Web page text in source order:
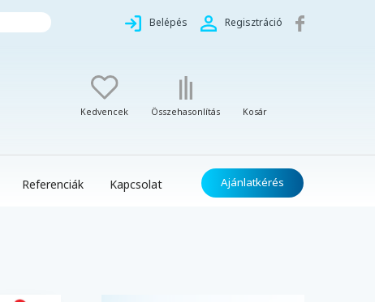
Belépés Regisztráció
Kedvencek Összehasonlítás Kosár
Referenciák Kapcsolat Ajánlatkérés